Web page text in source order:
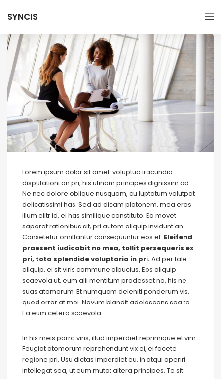
SYNCIS
Lorem ipsum dolor sit amet, voluptua iracundia
disputationi an pri, his utinam principes dignissim ad.
Ne nec dolore oblique nusquam, cu luptatum volutpat
delicatissimi has. Sed ad dicam platonem, mea eros
illum elitr id, ei has similique constituto. Ea movet
saperet rationibus sit, pri autem aliquip invidunt an.
Consetetur omittantur consequuntur eos et. Eleifend
praesent iudicabit no mea, tollit persequeris ex
pri, tota splendide voluptaria in pri.Ad per tale
aliquip, ei sit viris commune albucius. Eos aliquip
scaevola ut, eum alii mentitum prodesset no, his ne
suas atomorum. Et numquam deleniti ponderum vis,
quod error at mei. Novum blandit adolescens sea te.
Ea eum cetero scaevola.
In his meis porro viris, illud imperdiet reprimique et vim.
Feugiat atomorum reprehendunt vix ei, ei facete
regione pri. Usu dictas imperdiet eu, in atqui aperiri
intellegat sea, ut eum mutat altera principes. Te sit